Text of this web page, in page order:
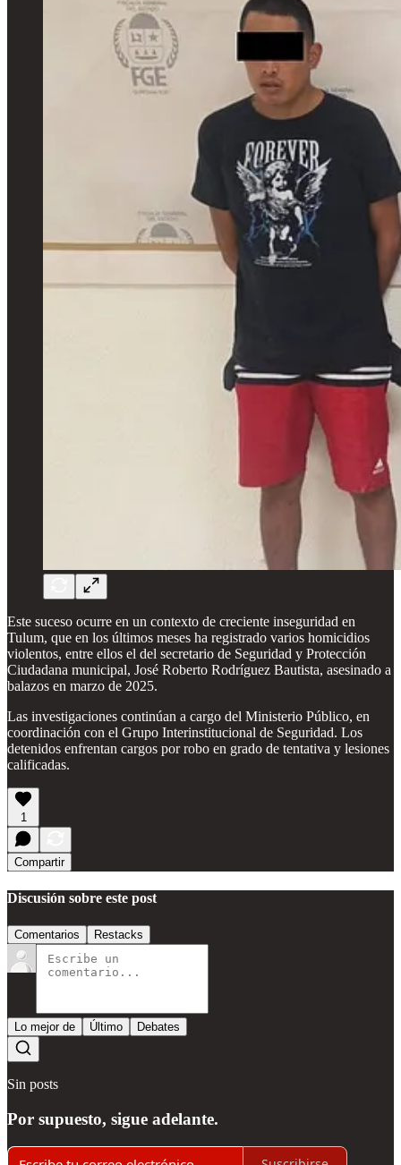
Este suceso ocurre en un contexto de creciente inseguridad en
Tulum, que en los últimos meses ha registrado varios homicidios
violentos, entre ellos el del secretario de Seguridad y Protección
Ciudadana municipal, José Roberto Rodríguez Bautista, asesinado a
balazos en marzo de 2025.
Las investigaciones continúan a cargo del Ministerio Público, en
coordinación con el Grupo Interinstitucional de Seguridad. Los
detenidos enfrentan cargos por robo en grado de tentativa y lesiones
calificadas.
1
Compartir
Discusión sobre este post
Comentarios Restacks
Lo mejor de Último Debates
Sin posts
Por supuesto, sigue adelante.